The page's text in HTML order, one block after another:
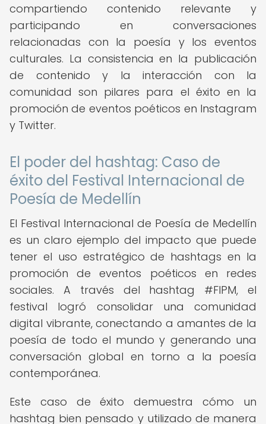
compartiendo contenido relevante y
participando en conversaciones
relacionadas con la poesía y los eventos
culturales. La consistencia en la publicación
de contenido y la interacción con la
comunidad son pilares para el éxito en la
promoción de eventos poéticos en Instagram
y Twitter.
El poder del hashtag: Caso de
éxito del Festival Internacional de
Poesía de Medellín
El Festival Internacional de Poesía de Medellín
es un claro ejemplo del impacto que puede
tener el uso estratégico de hashtags en la
promoción de eventos poéticos en redes
sociales. A través del hashtag #FIPM, el
festival logró consolidar una comunidad
digital vibrante, conectando a amantes de la
poesía de todo el mundo y generando una
conversación global en torno a la poesía
contemporánea.
Este caso de éxito demuestra cómo un
hashtag bien pensado y utilizado de manera